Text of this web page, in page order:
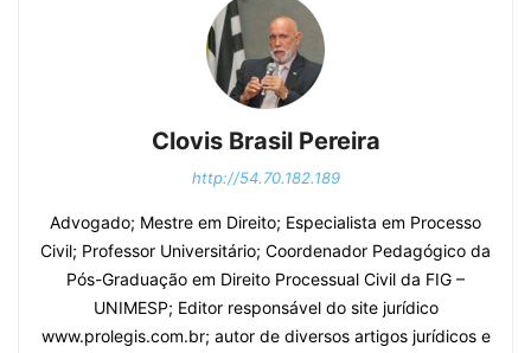
Clovis Brasil Pereira
http://54.70.182.189
Advogado; Mestre em Direito; Especialista em Processo
Civil; Professor Universitário; Coordenador Pedagógico da
Pós-Graduação em Direito Processual Civil da FIG –
UNIMESP; Editor responsável do site jurídico
www.prolegis.com.br; autor de diversos artigos jurídicos e